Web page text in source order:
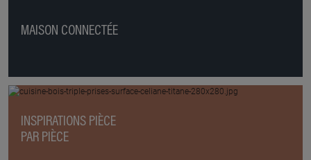
MAISON CONNECTÉE
INSPIRATIONS PIÈCE
PAR PIÈCE